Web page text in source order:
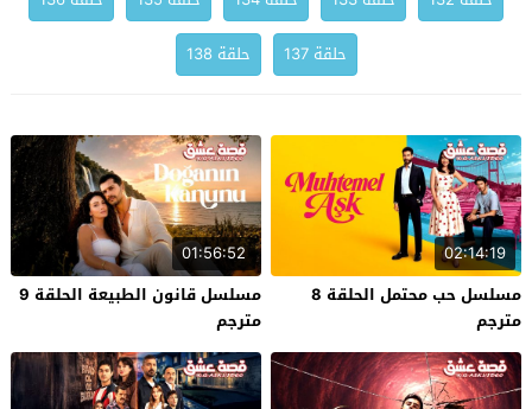
حلقة 137
حلقة 138
02:14:19
مسلسل حب محتمل الحلقة 8
مترجم
01:56:52
مسلسل قانون الطبيعة الحلقة 9
مترجم